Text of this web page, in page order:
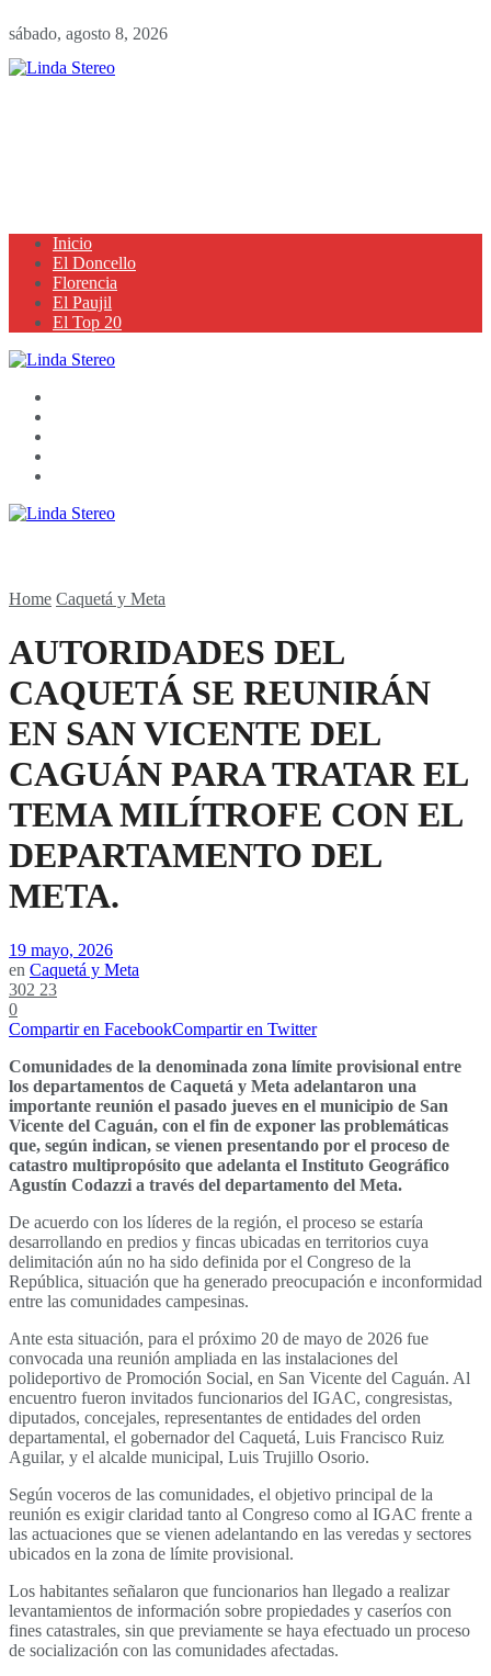
sábado, agosto 8, 2026
Inicio
El Doncello
Florencia
El Paujil
El Top 20
Home Caquetá y Meta
AUTORIDADES DEL
CAQUETÁ SE REUNIRÁN
EN SAN VICENTE DEL
CAGUÁN PARA TRATAR EL
TEMA MILÍTROFE CON EL
DEPARTAMENTO DEL
META.
19 mayo, 2026
en Caquetá y Meta
302 23
0
Compartir en FacebookCompartir en Twitter
Comunidades de la denominada zona límite provisional entre
los departamentos de Caquetá y Meta adelantaron una
importante reunión el pasado jueves en el municipio de San
Vicente del Caguán, con el fin de exponer las problemáticas
que, según indican, se vienen presentando por el proceso de
catastro multipropósito que adelanta el Instituto Geográfico
Agustín Codazzi a través del departamento del Meta.
De acuerdo con los líderes de la región, el proceso se estaría
desarrollando en predios y fincas ubicadas en territorios cuya
delimitación aún no ha sido definida por el Congreso de la
República, situación que ha generado preocupación e inconformidad
entre las comunidades campesinas.
Ante esta situación, para el próximo 20 de mayo de 2026 fue
convocada una reunión ampliada en las instalaciones del
polideportivo de Promoción Social, en San Vicente del Caguán. Al
encuentro fueron invitados funcionarios del IGAC, congresistas,
diputados, concejales, representantes de entidades del orden
departamental, el gobernador del Caquetá, Luis Francisco Ruiz
Aguilar, y el alcalde municipal, Luis Trujillo Osorio.
Según voceros de las comunidades, el objetivo principal de la
reunión es exigir claridad tanto al Congreso como al IGAC frente a
las actuaciones que se vienen adelantando en las veredas y sectores
ubicados en la zona de límite provisional.
Los habitantes señalaron que funcionarios han llegado a realizar
levantamientos de información sobre propiedades y caseríos con
fines catastrales, sin que previamente se haya efectuado un proceso
de socialización con las comunidades afectadas.